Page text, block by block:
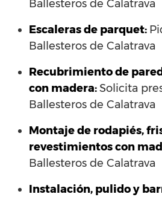
Ballesteros de Calatrava
Escaleras de parquet:
Ballesteros de Calatrava
Recubrimiento de
con madera:Solicita
Ballesteros de Calatrava
Montaje de rodapiés,
revestimientos con
Ballesteros de Calatrava
Instalación, pulido y